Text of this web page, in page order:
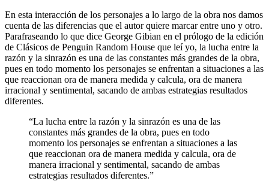
En esta interacción de los personajes a lo largo de la obra nos damos
cuenta de las diferencias que el autor quiere marcar entre uno y otro.
Parafraseando lo que dice George Gibian en el prólogo de la edición
de Clásicos de Penguin Random House que leí yo, la lucha entre la
razón y la sinrazón es una de las constantes más grandes de la obra,
pues en todo momento los personajes se enfrentan a situaciones a las
que reaccionan ora de manera medida y calcula, ora de manera
irracional y sentimental, sacando de ambas estrategias resultados
diferentes.
“La lucha entre la razón y la sinrazón es una de las
constantes más grandes de la obra, pues en todo
momento los personajes se enfrentan a situaciones a las
que reaccionan ora de manera medida y calcula, ora de
manera irracional y sentimental, sacando de ambas
estrategias resultados diferentes.”